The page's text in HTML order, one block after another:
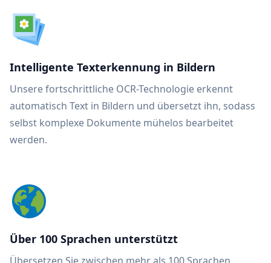
Intelligente Texterkennung in Bildern
Unsere fortschrittliche OCR-Technologie erkennt
automatisch Text in Bildern und übersetzt ihn, sodass
selbst komplexe Dokumente mühelos bearbeitet
werden.
Über 100 Sprachen unterstützt